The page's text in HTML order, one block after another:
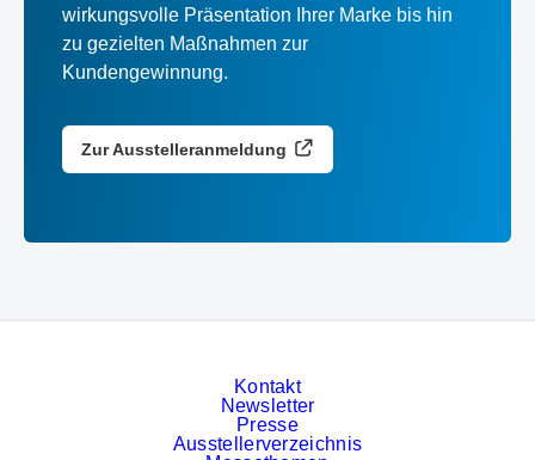
wirkungsvolle Präsentation Ihrer Marke bis hin
zu gezielten Maßnahmen zur
Kundengewinnung.
Zur Ausstelleranmeldung
Kontakt
Newsletter
Presse
Ausstellerverzeichnis